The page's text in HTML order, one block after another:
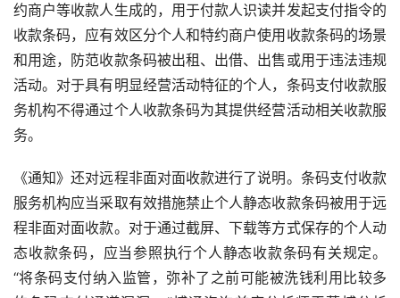
约商户等收款人生成的，用于付款人识读并发起支付指令的
收款条码，应有效区分个人和特约商户使用收款条码的场景
和用途，防范收款条码被出租、出借、出售或用于违法违规
活动。对于具有明显经营活动特征的个人，条码支付收款服
务机构不得通过个人收款条码为其提供经营活动相关收款服
务。
《通知》还对远程非面对面收款进行了说明。条码支付收款
服务机构应当采取有效措施禁止个人静态收款条码被用于远
程非面对面收款。对于通过截屏、下载等方式保存的个人动
态收款条码，应当参照执行个人静态收款条码有关规定。
“将条码支付纳入监管，弥补了之前可能被洗钱利用比较多